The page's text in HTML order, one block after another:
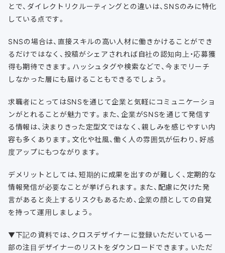
とで、ダイレクトリクルーティングとの違いは、SNSのみに特化
している点です。
SNSの場合は、直接スキルの高い人材に働きかけることができ
るだけではなく、投稿がシェアされれば自社の認知向上・応募獲
得も期待できます。ハッシュタグや検索などで、今までリーチ
しなかった層にも届けることもできるでしょう。
求職者にとってはSNSを通じて企業と気軽にコミュニケーショ
ンがとれることが魅力です。また、企業がSNSを通じて発信す
る情報は、決まりきった定型文ではなく、親しみを感じやすい内
容も多くあります。文化や社風、働く人の雰囲気が伝わり、好感
度アップにもつながります。
デメリットとしては、短期的に成果を出すのが難しく、定期的な
情報発信が必要なことが挙げられます。また、配慮に欠けた発
言があると炎上するリスクもあるため、企業の顔としての自覚
を持って運用しましょう。
▼下記の資料では、クロスデザイナーに登録いただいている一
部の注目デザイナーのリストをダウンロードできます。いただ